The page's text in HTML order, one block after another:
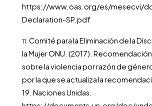
https://www.oas.org/es/mesecvi/
Declaration-SP.pdf
Comité para la Eliminación de la
la Mujer ONU. (2017).
sobre la violencia por razón de
por la que se actualiza la
19. Naciones Unidas.